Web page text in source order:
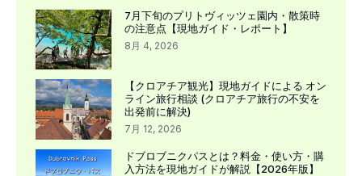
7月下旬のプリトヴィッツェ園内・散策時
の注意点【現地ガイド・レポート】
8月 4, 2026
【クロアチア観光】現地ガイドによる オン
ライン旅行相談 (クロアチア旅行の不安を
出発前に解決)
7月 12, 2026
ドブロブニクパスとは？料金・使い方・購
入方法を現地ガイドが解説【2026年版】